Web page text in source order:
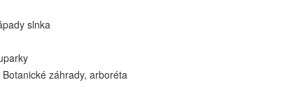
slnka
záhrady, arboréta